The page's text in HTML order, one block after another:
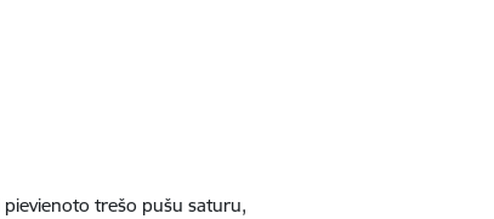
pievienoto trešo pušu saturu,